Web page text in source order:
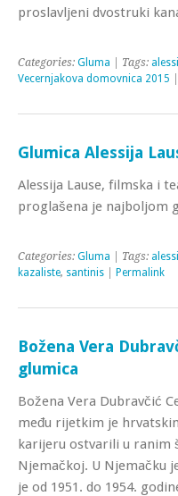
proslavljeni dvostruki
Categories: Gluma | Tags:
Vecernjakova domovnica 2015
Glumica Alessija
Alessija Lause, filmska i
proglašena je najboljom
Categories: Gluma | Tags:
kazaliste, santinis Permalink
Božena Vera
glumica
Božena Vera Dubravčić
među rijetkim je
karijeru ostvarili u ranim
Njemačkoj. U Njemačku
je od 1951. do 1954.